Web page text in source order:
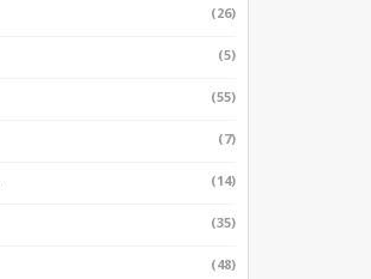
(26)
(5)
(55)
(7)
(14)
(35)
(48)